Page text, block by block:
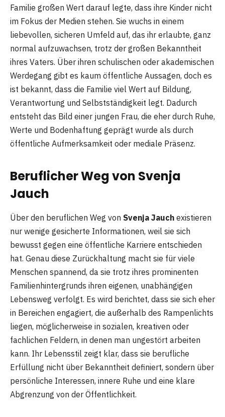
Familie großen Wert darauf legte, dass ihre Kinder nicht
im Fokus der Medien stehen. Sie wuchs in einem
liebevollen, sicheren Umfeld auf, das ihr erlaubte, ganz
normal aufzuwachsen, trotz der großen Bekanntheit
ihres Vaters. Über ihren schulischen oder akademischen
Werdegang gibt es kaum öffentliche Aussagen, doch es
ist bekannt, dass die Familie viel Wert auf Bildung,
Verantwortung und Selbstständigkeit legt. Dadurch
entsteht das Bild einer jungen Frau, die eher durch Ruhe,
Werte und Bodenhaftung geprägt wurde als durch
öffentliche Aufmerksamkeit oder mediale Präsenz.
Beruflicher Weg von Svenja
Jauch
Über den beruflichen Weg von Svenja Jauch existieren
nur wenige gesicherte Informationen, weil sie sich
bewusst gegen eine öffentliche Karriere entschieden
hat. Genau diese Zurückhaltung macht sie für viele
Menschen spannend, da sie trotz ihres prominenten
Familienhintergrunds ihren eigenen, unabhängigen
Lebensweg verfolgt. Es wird berichtet, dass sie sich eher
in Bereichen engagiert, die außerhalb des Rampenlichts
liegen, möglicherweise in sozialen, kreativen oder
fachlichen Feldern, in denen man ungestört arbeiten
kann. Ihr Lebensstil zeigt klar, dass sie berufliche
Erfüllung nicht über Bekanntheit definiert, sondern über
persönliche Interessen, innere Ruhe und eine klare
Abgrenzung von der Öffentlichkeit.